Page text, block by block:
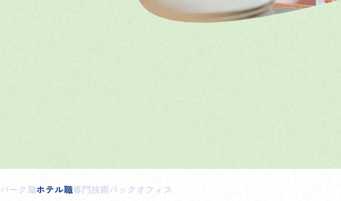
パーク職ホテル職専門技術バックオフィス